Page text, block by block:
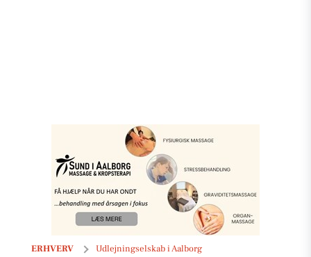
ERHVERV Udlejningselskab i Aalborg
142-950 Friis Ålborg Citycenter